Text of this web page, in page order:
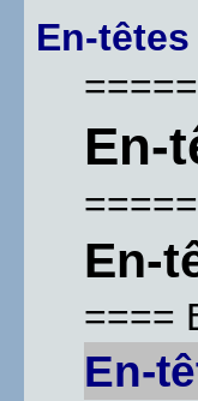
En-têtes
En-
En-
====
En-